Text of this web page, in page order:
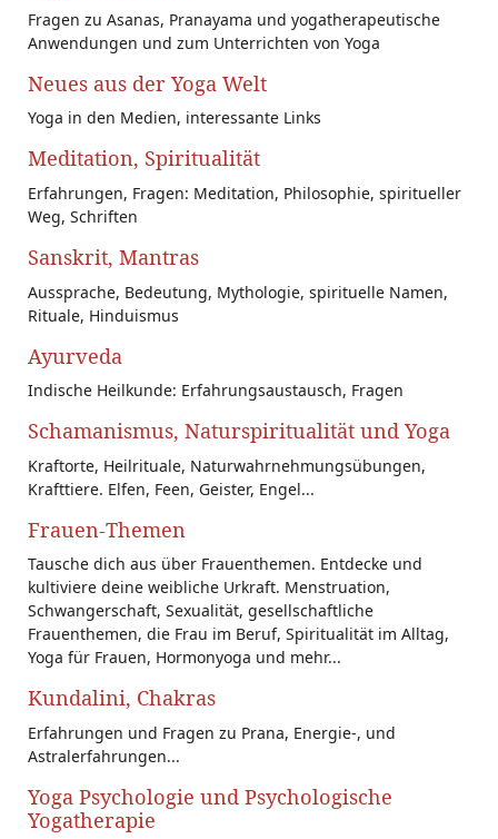
Fragen zu Asanas, Pranayama und yogatherapeutische
Anwendungen und zum Unterrichten von Yoga
Neues aus der Yoga Welt
Yoga in den Medien, interessante Links
Meditation, Spiritualität
Erfahrungen, Fragen: Meditation, Philosophie, spiritueller
Weg, Schriften
Sanskrit, Mantras
Aussprache, Bedeutung, Mythologie, spirituelle Namen,
Rituale, Hinduismus
Ayurveda
Indische Heilkunde: Erfahrungsaustausch, Fragen
Schamanismus, Naturspiritualität und Yoga
Kraftorte, Heilrituale, Naturwahrnehmungsübungen,
Krafttiere. Elfen, Feen, Geister, Engel...
Frauen-Themen
Tausche dich aus über Frauenthemen. Entdecke und
kultiviere deine weibliche Urkraft. Menstruation,
Schwangerschaft, Sexualität, gesellschaftliche
Frauenthemen, die Frau im Beruf, Spiritualität im Alltag,
Yoga für Frauen, Hormonyoga und mehr...
Kundalini, Chakras
Erfahrungen und Fragen zu Prana, Energie-, und
Astralerfahrungen...
Yoga Psychologie und Psychologische
Yogatherapie